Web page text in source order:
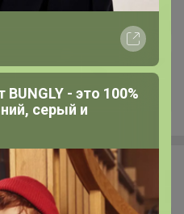
- это 100%
серый и